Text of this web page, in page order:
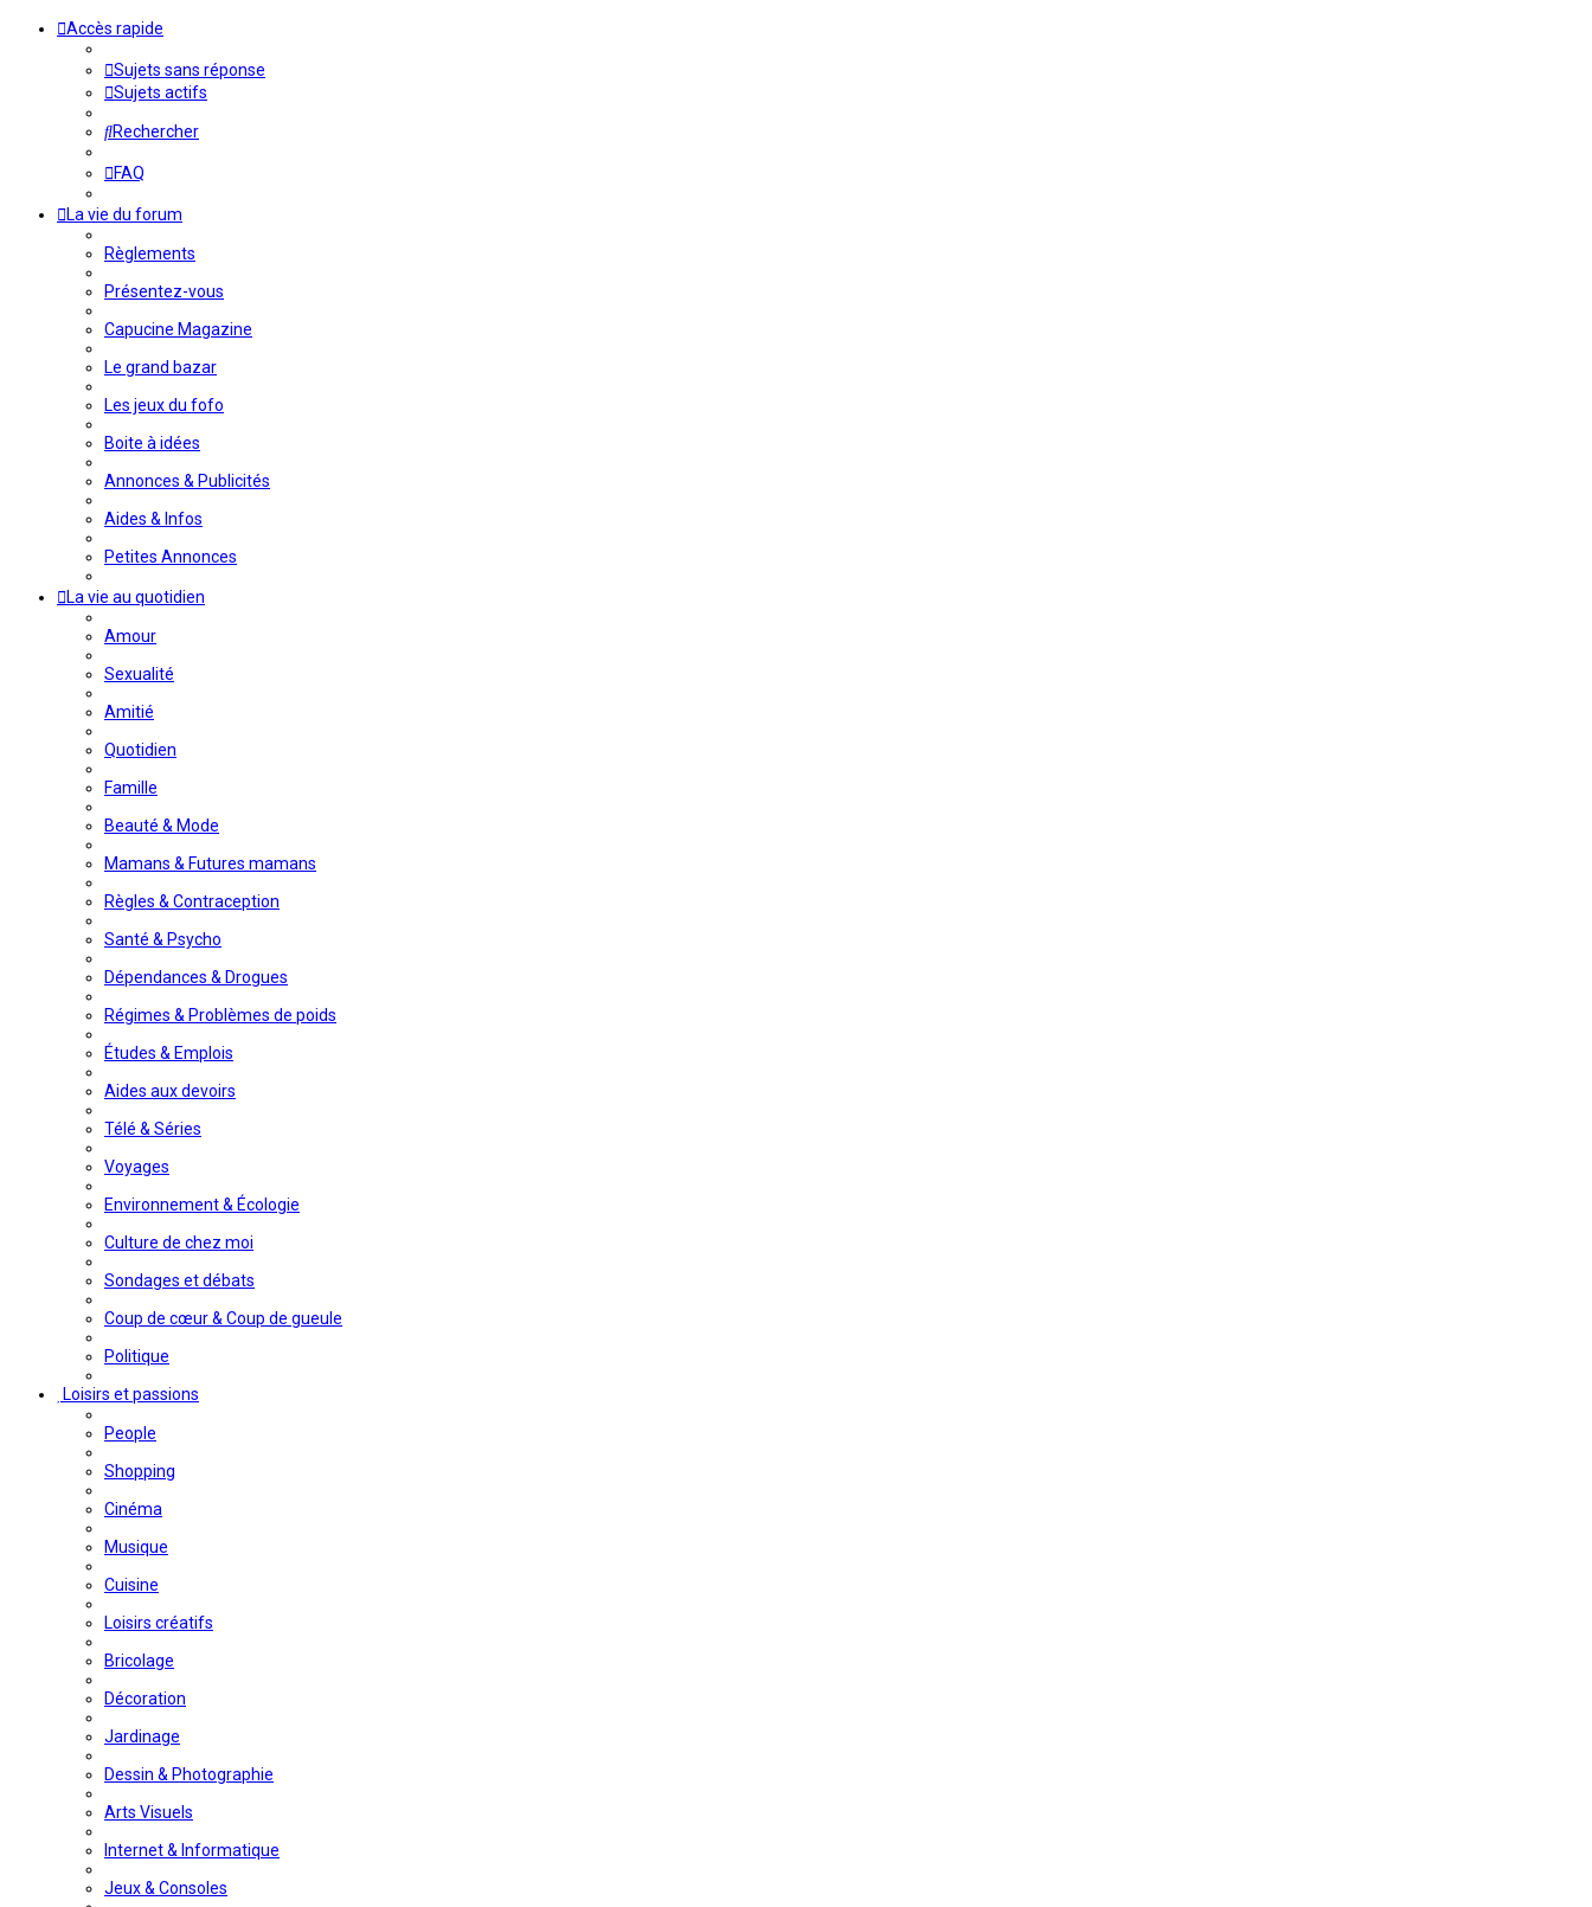
Accès rapide
Sujets sans réponse
Sujets actifs
Rechercher
FAQ
La vie du forum
Règlements
Présentez-vous
Capucine Magazine
Le grand bazar
Les jeux du fofo
Boite à idées
Annonces & Publicités
Aides & Infos
Petites Annonces
La vie au quotidien
Amour
Sexualité
Amitié
Quotidien
Famille
Beauté & Mode
Mamans & Futures mamans
Règles & Contraception
Santé & Psycho
Dépendances & Drogues
Régimes & Problèmes de poids
Études & Emplois
Aides aux devoirs
Télé & Séries
Voyages
Environnement & Écologie
Culture de chez moi
Sondages et débats
Coup de cœur & Coup de gueule
Politique
Loisirs et passions
People
Shopping
Cinéma
Musique
Cuisine
Loisirs créatifs
Bricolage
Décoration
Jardinage
Dessin & Photographie
Arts Visuels
Internet & Informatique
Jeux & Consoles